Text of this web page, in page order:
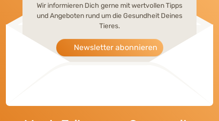
Wir informieren Dich gerne mit wertvollen Tipps
und Angeboten rund um die Gesundheit Deines
Tieres.
Newsletter abonnieren